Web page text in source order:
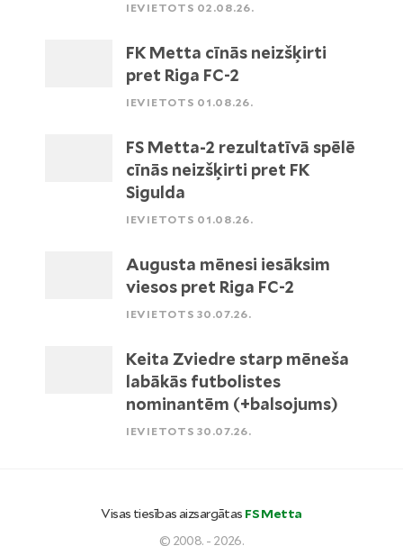
IEVIETOTS 02.08.26.
FK Metta cīnās neizšķirti
pret Riga FC-2
IEVIETOTS 01.08.26.
FS Metta-2 rezultatīvā spēlē
cīnās neizšķirti pret FK
Sigulda
IEVIETOTS 01.08.26.
Augusta mēnesi iesāksim
viesos pret Riga FC-2
IEVIETOTS 30.07.26.
Keita Zviedre starp mēneša
labākās futbolistes
nominantēm (+balsojums)
IEVIETOTS 30.07.26.
Visas tiesības aizsargātas FS Metta
© 2008. - 2026.